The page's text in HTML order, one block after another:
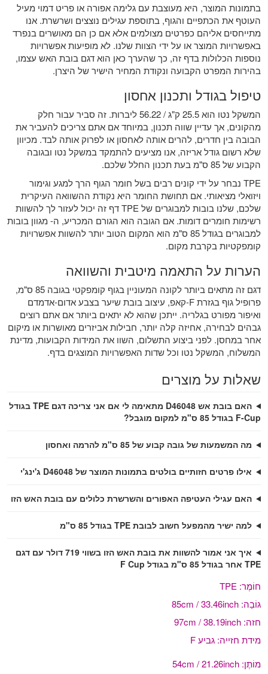
בתמונות המוצר, היא מעוצבת עם גלימה אפורה או פריט דמוי מעיל
העוטף את הכתפיים והגוף, בתוספת עגילים נוצצים ושרשרת. אנו
מתייחסים אליהם כפרטים מצולמים אלא אם כן הם מאושרים בנפרד
באפשרויות המוצר או על ידי הצוות שלנו. לא מופיעות אפשרויות
נוספות הכלולות בדף זה, כך שהערך כאן הוא דגם בובת האש עצמו,
בהירות המפרט הקבועה ונקודת המחיר הישיר של היצרן.
טיפול בגודל ותכנון אחסון
המשקל נטו הוא 25.5 ק"ג / 56.22 ליברות. זה סביר עבור חלק
מהקונים, אך עדיין שווה תכנון, במיוחד אם אתם צריכים להעביר את
הבובה בין חדרים, להרים אותה לאחסון או לפרוק אותה לבד. מכיוון
שלא רשום גודל אריזה, אנו מציעים להתמקד במשקל נטו ובגובה
הקבוע של 85 ס"מ בעת תכנון החלל שלכם.
TPE נבחר על ידי קונים רבים בשל חומר הגוף הרך למגע וגימור
ויזואלי מציאותי. אם תחושת החומר היא נקודת ההשוואה העיקרית
שלכם, שלנו בובות למבוגרים של TPE
דף זה יכול לעזור לך להשוות
רשימות חומרים דומות. אם הגובה הוא הגורם המכריע, ה- מגוון בובות
למבוגרים בגודל 85 ס"מ
הוא המקום הטוב יותר להשוות אפשרויות
קומפקטיות בקרבת מקום.
הערות על התאמה מיטבית והשוואה
דגם זה מתאים ביותר לקונה המעוניין בגוף קומפקטי בגובה 85 ס"מ,
פרופיל גוף בגזרת F-קאפ, עיצוב בובת שיער בצבע אדום-אדמדם
ואיפור מפורט בגלריה. ייתכן שהוא לא יתאים ביותר אם אתם רוצים
גבהים לבחירה, אחיזה קלה יותר, חבילות אביזרים מאושרות או מיקום
אחר במחסן. לפני ביצוע התשלום, השוו את המידות הקבועות, מדינת
המשלוח, המשקל נטו וכל שדות האפשרויות המוצגים בדף.
שאלות על מוצרים
האם בובת אש D46048 מתאימה לי אם אני צריכה דגם TPE בגודל
F-Cup בגודל 85 ס"מ למקום מוגבל?
מה המשמעות של גובה קבוע של 85 ס"מ להרמה ואחסון
אילו פרטים חזותיים בולטים בתמונות המוצר של D46048 ג'ינג'י
האם עגילי העטיפה האפורים והשרשרת כלולים עם בובת האש הזו
למה ישיר מהמפעל חשוב לבובת TPE בגודל 85 ס"מ
איך אני אמור להשוות את בובת האש הזו בשווי 719 דולר עם דגם
TPE אחר בגודל 85 ס"מ בגודל F Cup
חוֹמֶר: TPE
גוֹבַה: 85cm / 33.46inch
חזה: 97cm / 38.19inch
מידת חזייה: גביע F
מוֹתֶן: 54cm / 21.26inch